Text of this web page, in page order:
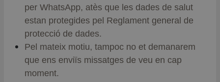
per WhatsApp, atès que les dades de salut
estan protegides pel Reglament general de
protecció de dades.
Pel mateix motiu, tampoc no et demanarem
que ens enviïs missatges de veu en cap
moment.